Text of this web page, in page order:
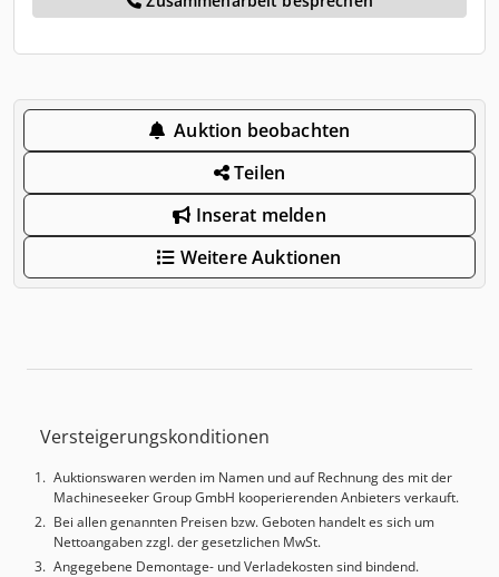
Auktion beobachten
Teilen
Inserat melden
Weitere Auktionen
Versteigerungskonditionen
Auktionswaren werden im Namen und auf Rechnung des mit der
Machineseeker Group GmbH kooperierenden Anbieters verkauft.
Bei allen genannten Preisen bzw. Geboten handelt es sich um
Nettoangaben zzgl. der gesetzlichen MwSt.
Angegebene Demontage- und Verladekosten sind bindend.